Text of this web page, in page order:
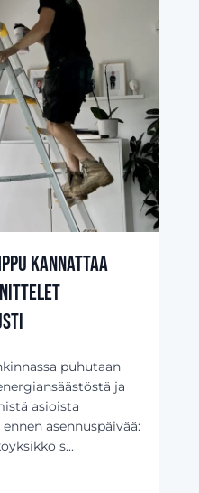
kannattaa
puhutaan
ja
asioista
asennuspäivää:
s...